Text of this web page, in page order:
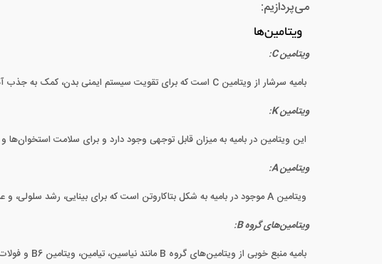
می‌پردازیم:
ویتامین‌ها
ویتامین C :
بامیه سرشار از ویتامین C است که برای تقویت سیستم ایمنی بدن، کمک به جذب آهن و ترمیم بافت‌ها مفید است. ویتامین C نقش مهمی در تولید کلاژن دارد که برای سلامت پوست، مو و ناخن‌ها ضروری است.
ویتامین K :
این ویتامین در بامیه به میزان قابل توجهی وجود دارد و برای سلامت
ویتامین A :
ویتامین A موجود در بامیه به شکل بتاکاروتن است که برای بینایی، رشد سلولی، و عملکرد ایمنی بدن حیاتی است.
ویتامین‌های گروه B :
بامیه منبع خوبی از ویتامین‌های گروه B مانند نیاسین، تیامین، ویتامین B6 و فولات است. این ویتامین‌ها به عملکرد صحیح متابولیسم و تولید انرژی کمک می‌کنند.